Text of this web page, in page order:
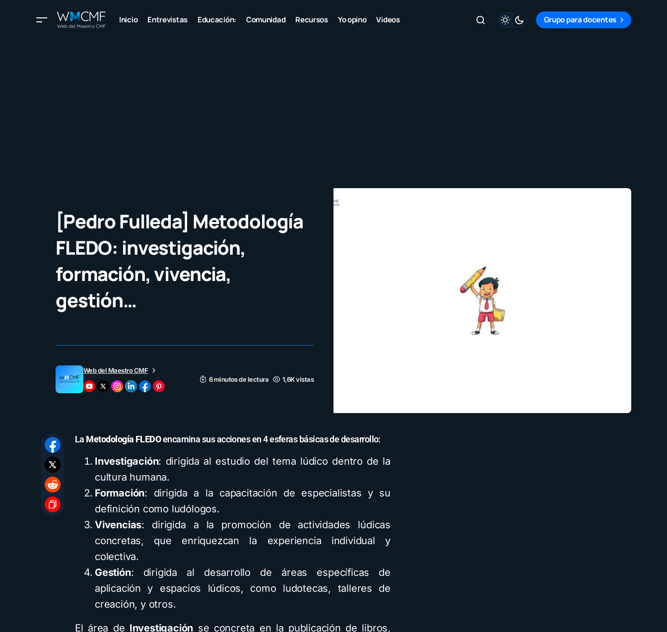
Inicio Entrevistas Educación: Comunidad Recursos Yo opino Videos Grupo para docentes
[Pedro Fulleda] Metodología
FLEDO: investigación,
formación, vivencia,
gestión…
Web del Maestro CMF
6 minutos de lectura
1,6K vistas
La Metodología FLEDOencamina sus acciones en 4 esferas básicas de desarrollo:
Investigación: dirigida al estudio del tema lúdico dentro de la
cultura humana.
Formación: dirigida a la capacitación de especialistas y su
definición como ludólogos.
Vivencias: dirigida a la promoción de actividades lúdicas
concretas, que enriquezcan la experiencia individual y
colectiva.
Gestión: dirigida al desarrollo de áreas específicas de
aplicación y espacios lúdicos, como ludotecas, talleres de
creación, y otros.
El área de Investigación se concreta en la publicación de libros,